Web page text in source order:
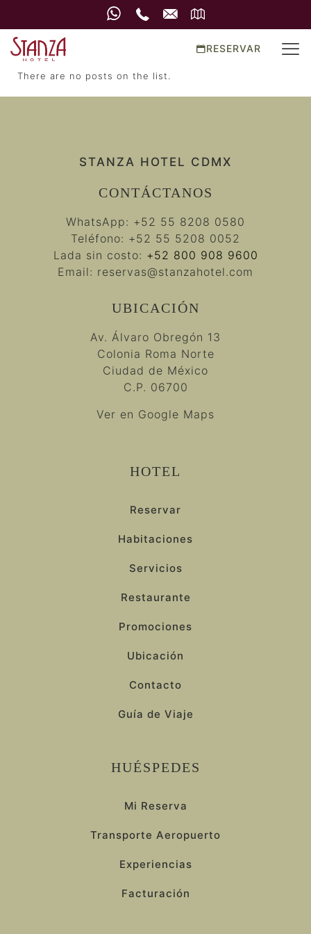
RESERVAR
There are no posts on the list.
STANZA HOTEL CDMX
CONTÁCTANOS
WhatsApp: +52 55 8208 0580
Teléfono: +52 55 5208 0052
Lada sin costo: +52 800 908 9600
Email: reservas@stanzahotel.com
UBICACIÓN
Av. Álvaro Obregón 13
Colonia Roma Norte
Ciudad de México
C.P. 06700
Ver en Google Maps
HOTEL
Reservar
Habitaciones
Servicios
Restaurante
Promociones
Ubicación
Contacto
Guía de Viaje
HUÉSPEDES
Mi Reserva
Transporte Aeropuerto
Experiencias
Facturación